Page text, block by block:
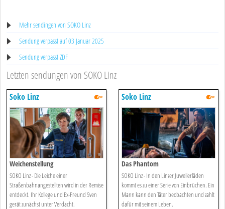
Mehr sendingen von SOKO Linz
Sendung verpasst auf 03 Januar 2025
Sendung verpasst ZDF
Letzten sendungen von SOKO Linz
Soko Linz
Weichenstellung
SOKO Linz - Die Leiche einer
Straßenbahnangestellten wird in der Remise
entdeckt. Ihr Kollege und Ex-Freund Sven
gerät zunächst unter Verdacht.
Soko Linz
Das Phantom
SOKO Linz - In den Linzer Juwelierläden
kommt es zu einer Serie von Einbrüchen. Ein
Mann kann den Täter beobachten und zahlt
dafür mit seinem Leben.